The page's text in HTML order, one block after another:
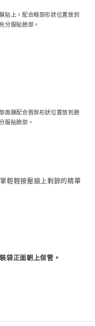
貼上。配合眼部形狀位置放到
分服貼臉部。
面膜配合唇部形狀位置放到臉
服貼臉部。
輕輕按壓臉上剩餘的精華
袋正面朝上保管。